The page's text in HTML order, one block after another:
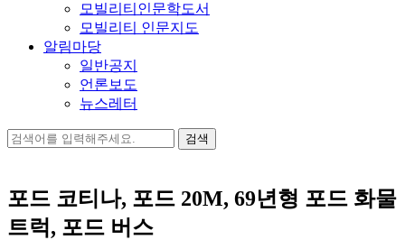
모빌리티인문학도서
모빌리티 인문지도
알림마당
일반공지
언론보도
뉴스레터
검
포드 코티나, 포드 20M, 69년형 포드 화물
트럭, 포드 버스